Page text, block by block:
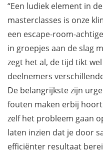
“Een ludiek element in
masterclasses is onze
een escape-room-
in groepjes aan de slag
zegt het al, de tijd tikt
deelnemers
De belangrijkste zijn
fouten maken erbij
zelf het probleem gaan
laten inzien dat je door
efficiënter resultaat